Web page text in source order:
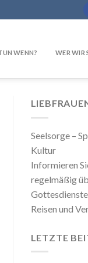
WENN? WER WIR
Seelsorge –
Kultur
Informieren
regelmäßig
Reisen und
LETZTE